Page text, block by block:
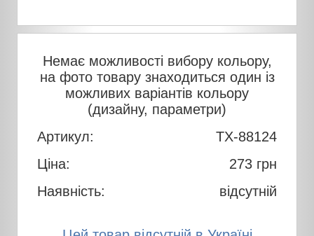
Немає можливості вибору кольору,
на фото товару знаходиться один із
можливих варіантів кольору
(дизайну, параметри)
Артикул:
TX-88124
Ціна:
273 грн
Наявність:
відсутній